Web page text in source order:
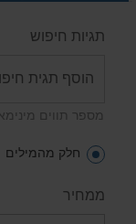
תגיות חיפוש
מספר תווים
חלק מהמילים
ממחיר